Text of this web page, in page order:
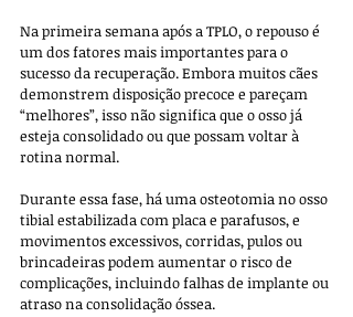
Na primeira semana após a TPLO, o repouso é
um dos fatores mais importantes para o
sucesso da recuperação. Embora muitos cães
demonstrem disposição precoce e pareçam
“melhores”, isso não significa que o osso já
esteja consolidado ou que possam voltar à
rotina normal.
Durante essa fase, há uma osteotomia no osso
tibial estabilizada com placa e parafusos, e
movimentos excessivos, corridas, pulos ou
brincadeiras podem aumentar o risco de
complicações, incluindo falhas de implante ou
atraso na consolidação óssea.